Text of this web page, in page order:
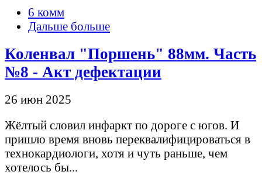
6 комм
Дальше больше
Коленвал "Поршень" 88мм. Часть
№8 - Акт дефектации
26 июн 2025
Жёлтый словил инфаркт по дороге с югов. И
пришло время вновь переквалифицироваться в
технокардиологи, хотя и чуть раньше, чем
хотелось бы...